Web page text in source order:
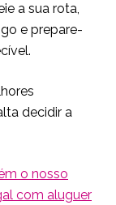
a sua rota,
e prepare-
decidir a
o nosso
com aluguer